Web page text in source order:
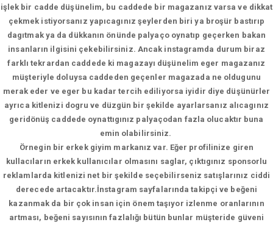
işlek bir cadde düşünelim, bu caddede bir magazanız varsa ve dikkat
çekmek istiyorsanız yapıcagınız şeylerden biri ya broşür bastırıp
dagıtmak ya da dükkanın önünde palyaço oynatıp geçerken bakan
insanların ilgisini çekebilirsiniz. Ancak instagramda durum biraz
farklı tekrardan caddede ki magazayı düşünelim eger magazanız
müşteriyle doluysa caddeden geçenler magazada ne oldugunu
merak eder ve eger bu kadar tercih ediliyorsa iyidir diye düşünürler
ayrıca kitlenizi dogru ve düzgün bir şekilde ayarlarsanız alıcagınız
geridönüş caddede oynattıgınız palyaçodan fazla olucaktır buna
emin olabilirsiniz.
Örnegin bir erkek giyim markanız var. Eğer profilinize giren
kullacıların erkek kullanıcılar olmasını saglar, çıktıgınız sponsorlu
reklamlarda kitlenizi net bir şekilde seçebilirseniz satışlarınız ciddi
derecede artacaktır.İnstagram sayfalarında takipçi ve beğeni
kazanmak da bir çok insan için önem taşıyor izlenme oranlarının
artması, beğeni sayısının fazlalığı bütün bunlar müşteride güveni